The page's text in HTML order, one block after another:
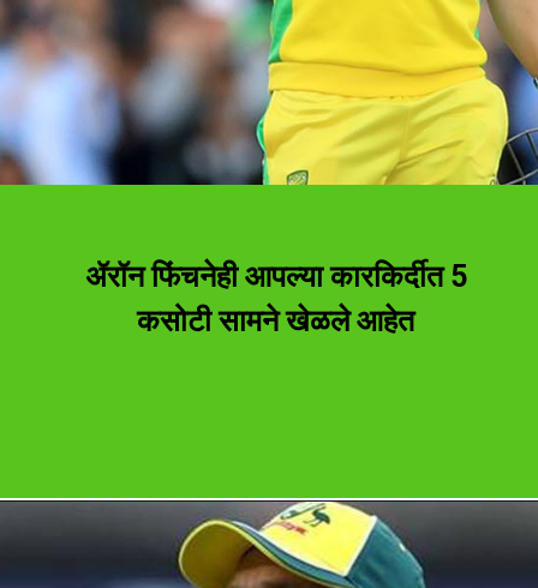
ॲरॉन फिंचनेही आपल्या कारकिर्दीत 5
कसोटी सामने खेळले आहेत